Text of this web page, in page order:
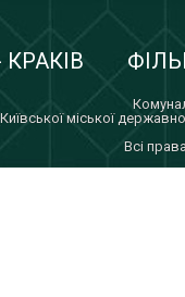
КРАКІВ
міської
Всi